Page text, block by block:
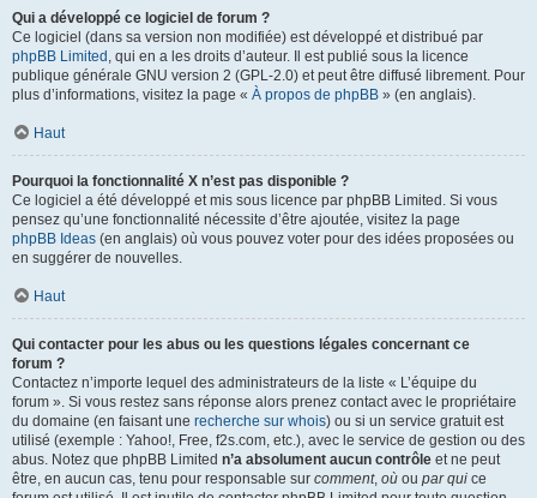
Qui a développé ce logiciel de forum ?
Ce logiciel (dans sa version non modifiée) est développé et distribué par
phpBB Limited , qui en a les droits d’auteur. Il est publié sous la licence
publique générale GNU version 2 (GPL-2.0) et peut être diffusé librement. Pour
plus d’informations, visitez la page « À propos de phpBB » (en anglais).
Haut
Pourquoi la fonctionnalité X n’est pas disponible ?
Ce logiciel a été développé et mis sous licence par phpBB Limited. Si vous
pensez qu’une fonctionnalité nécessite d’être ajoutée, visitez la page
phpBB Ideas (en anglais) où vous pouvez voter pour des idées proposées ou
en suggérer de nouvelles.
Haut
Qui contacter pour les abus ou les questions légales concernant ce
forum ?
Contactez n’importe lequel des administrateurs de la liste « L’équipe du
forum ». Si vous restez sans réponse alors prenez contact avec le propriétaire
du domaine (en faisant une recherche sur whois) ou si un service gratuit est
utilisé (exemple : Yahoo!, Free, f2s.com, etc.), avec le service de gestion ou des
abus. Notez que phpBB Limited n’a absolument aucun contrôle et ne peut
être, en aucun cas, tenu pour responsable sur comment, où ou par qui ce